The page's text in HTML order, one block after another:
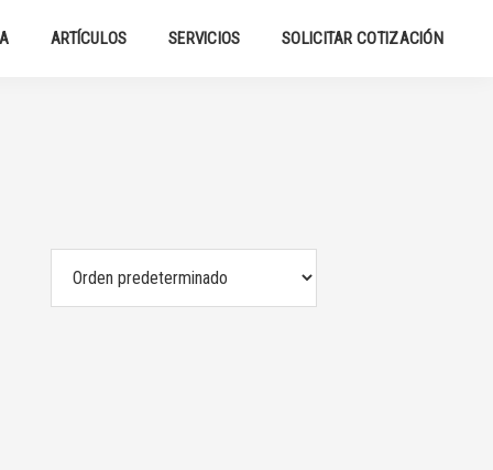
ARTÍCULOS SERVICIOS SOLICITAR COTIZACIÓN